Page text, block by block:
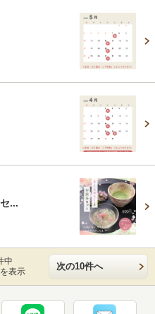
...
中
表示
次の10件へ